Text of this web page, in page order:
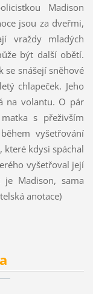
Madison
jsou za dveřmi,
vraždy mladých
být další obětí.
se snášejí sněhové
chlapeček. Jeho
na volantu. O pár
s přeživším
vyšetřování
které kdysi spáchal
vyšetřoval její
Madison, sama
anotace)